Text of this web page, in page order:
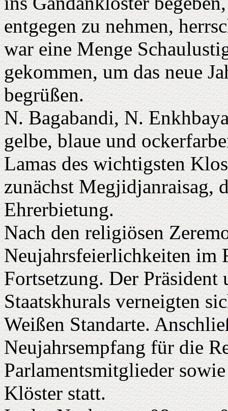
entgegen zu nehmen,
war eine Menge
gekommen, um das neue
begrüßen.
N. Bagabandi, N.
gelbe, blaue und
Lamas des wichtigsten
zunächst Megjidjanraisag,
Ehrerbietung.
Nach den religiösen
Neujahrsfeierlichkeiten im
Fortsetzung. Der Präsident
Staatskhurals verneigten
Weißen Standarte.
Neujahrsempfang für die
Parlamentsmitglieder
Klöster statt.